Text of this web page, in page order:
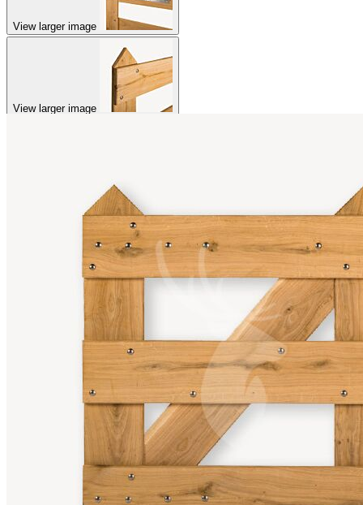
View larger image
View larger image
View larger image